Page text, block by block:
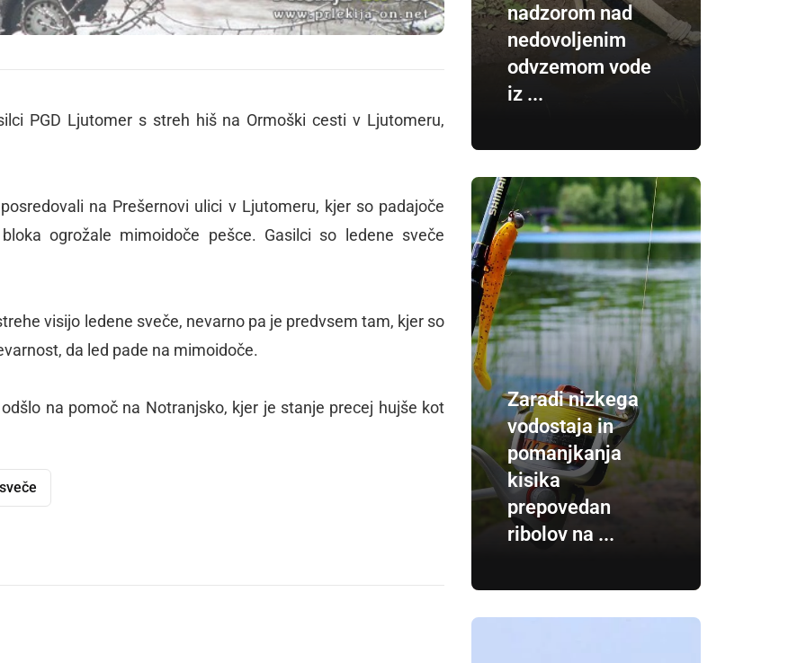
PGD Ljutomer s streh hiš na Ormoški cesti v Ljutomeru,
na Prešernovi ulici v Ljutomeru, kjer so padajoče
ogrožale mimoidoče pešce. Gasilci so ledene sveče
visijo ledene sveče, nevarno pa je predvsem tam, kjer so
da led pade na mimoidoče.
odšlo na pomoč na Notranjsko, kjer je stanje precej hujše kot
nadzorom nad
nedovoljenim
odvzemom vode
iz ...
Zaradi nizkega
vodostaja in
pomanjkanja
kisika
prepovedan
ribolov na ...